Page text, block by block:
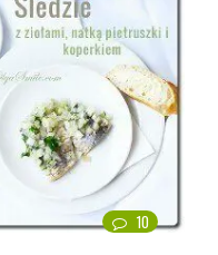
10